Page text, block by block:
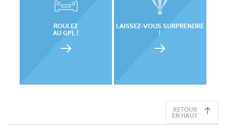
ROULEZ
AU GPL !
LAISSEZ-VOUS SURPRENDRE
!
RETOUR
EN HAUT